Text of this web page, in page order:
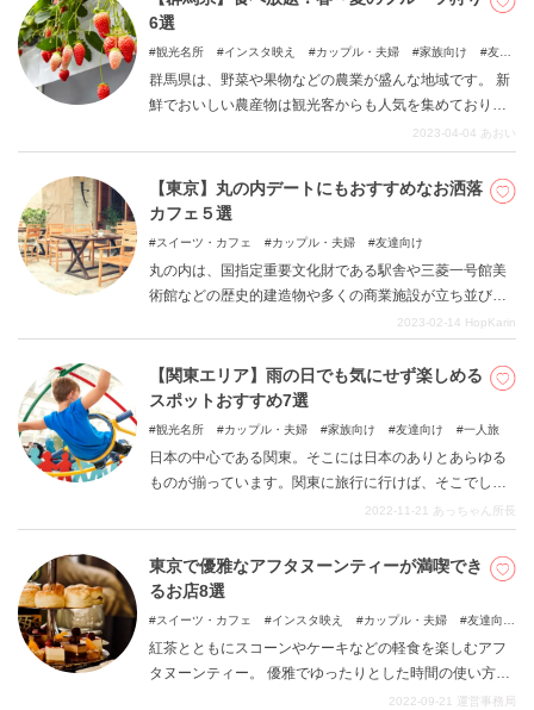
6選
観光名所 インスタ映え カップル・夫婦 家族向け
友達
群馬県は、野菜や果物などの農業が盛んな地域です。 新
鮮でおいしい農産物は観光客からも人気を集めており、
中でもフルーツ狩りには多くの人が足を運びます。 本記
事では、春から夏にかけて旬をむかえるフルーツを食べ
放題で味わえる農園をまとめました。
2023-04-04 あおい
【東京】丸の内デートにもおすすめなお洒落
カフェ５選
スイーツ・カフェ カップル・夫婦 友達向け
丸の内は、国指定重要文化財である駅舎や三菱一号館美
術館などの歴史的建造物や多くの商業施設が立ち並び、
綺麗な街並みを楽しめるエリアです。本記事では、デー
2023-02-14 HopKarin
【関東エリア】雨の日でも気にせず楽しめる
スポットおすすめ7選
観光名所 カップル・夫婦 家族向け 友達向け 一人旅
日本の中心である関東。そこには日本のありとあらゆる
ものが揃っています。関東に旅行に行けば、そこでしか
楽しめない事や、地方と比べて格段にグレードが高いも
の、種類や数が多いものであふれています。けれども雨
が降って、外では楽しめそうにないとなると、行きたか
ったところを諦めて、予定を変更せざるを得ないでしょ
るスポットをご紹介します。
2022-11-21 あっちゃん所長
東京で優雅なアフタヌーンティーが満喫でき
るお店8選
スイーツ・カフェ インスタ映え カップル・夫婦
友達向
紅茶とともにスコーンやケーキなどの軽食を楽しむアフ
タヌーンティー。 優雅でゆったりとした時間の使い方と
して人気な、イギリス発祥の習慣です。 忙しい日常を送
2022-09-21 運営事務局